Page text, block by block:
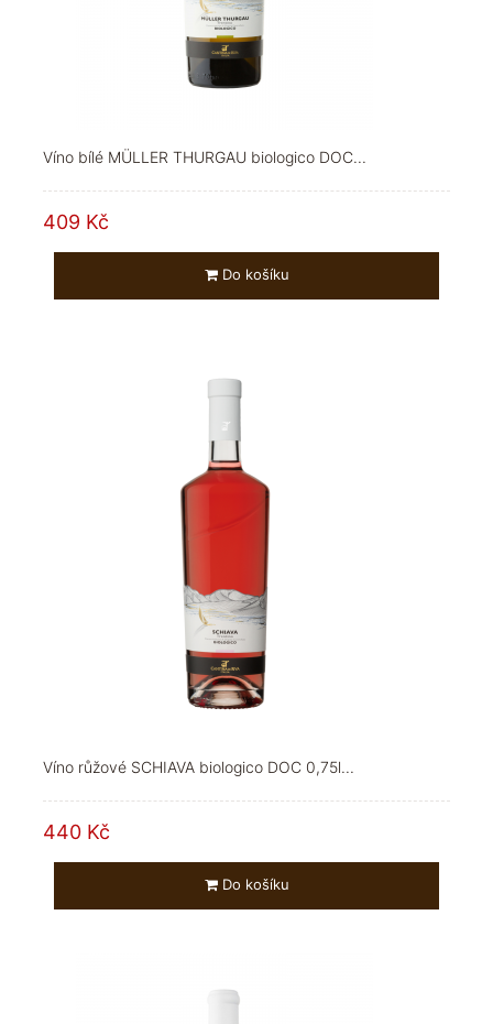
Víno bílé MÜLLER THURGAU biologico DOC...
409 Kč
Do košíku
Víno růžové SCHIAVA biologico DOC 0,75l...
440 Kč
Do košíku